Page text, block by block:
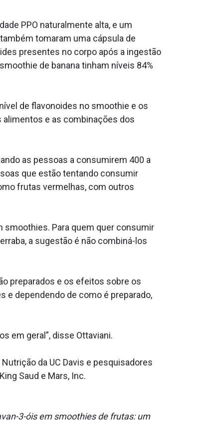
PPO naturalmente alta, e um
tomaram uma cápsula de
presentes no corpo após a ingestão
de banana tinham níveis 84%
de flavonoides no smoothie e os
alimentos e as combinações dos
as pessoas a consumirem 400 a
que estão tentando consumir
frutas vermelhas, com outros
smoothies. Para quem quer consumir
a sugestão é não combiná-los
preparados e os efeitos sobre os
e dependendo de como é preparado,
em geral”, disse Ottaviani.
da UC Davis e pesquisadores
Saud e Mars, Inc.
3-óis em smoothies de frutas: um